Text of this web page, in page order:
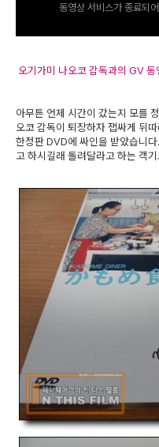
동영상 서비스가 종료되
오기가미 나오코 감독과의 GV
아무튼 언제 시간이 갔는지 모를
오코 감독이 퇴장하자 잽싸게 뒤
한정판 DVD에 싸인을 받았습니
고 하시길래 돌려달라고 하는 객